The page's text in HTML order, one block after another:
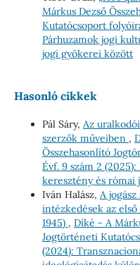
Márkus Dezső
Kutatócsoport
Párhuzamok jogi
jogi gyökerei között
Hasonló cikkek
Pál Sáry, Az
szerzők műveiben ,
Összehasonlító
Évf. 9 szám 2
keresztény és római
Iván Halász, A
intézkedések az első
1945) , Díké - A
Jogtörténeti
(2024):